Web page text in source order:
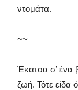
ντομάτα.
~~
Έκατσα σ’ ένα
ζωή. Τότε είδα